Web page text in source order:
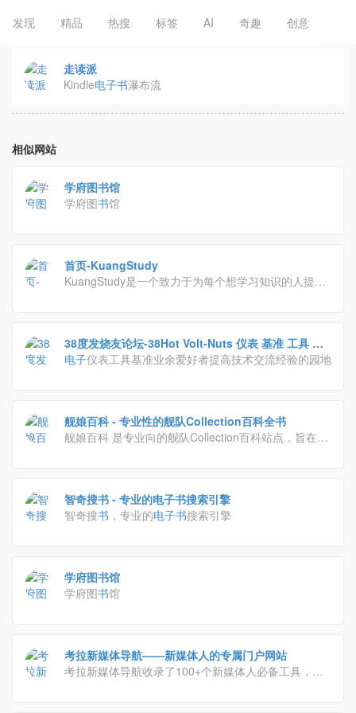
发现 精品 热搜 标签 AI 奇趣 创意
走读派
Kindle电子书瀑布流
相似网站
学府图书馆
学府图书馆
首页-KuangStudy
KuangStudy是一个致力于为每个想学习知识的人提供
专栏书写、技术论坛、资源下载等产品服务,提供有
38度发烧友论坛-38Hot Volt-Nuts 仪表 基准 工具 万
用表 示波器 焊台 电烙铁 电钻电子爱好者专业论坛 -
电子仪表工具基准业余爱好者提高技术交流经验的园地
舰娘百科 - 专业性的舰队Collection百科全书
舰娘百科 是专业向的舰队Collection百科站点，旨在为
资料和攻略。任何人都可自由编辑舰娘百科！
智奇搜书 - 专业的电子书搜索引擎
智奇搜书 ，专业的电子书搜索引擎
学府图书馆
学府图书馆
考拉新媒体导航——新媒体人的专属门户网站
考拉新媒体导航收录了100+个新媒体人必备工具，公
据分析、创意h5；收录200+篇新媒体干货，用户增